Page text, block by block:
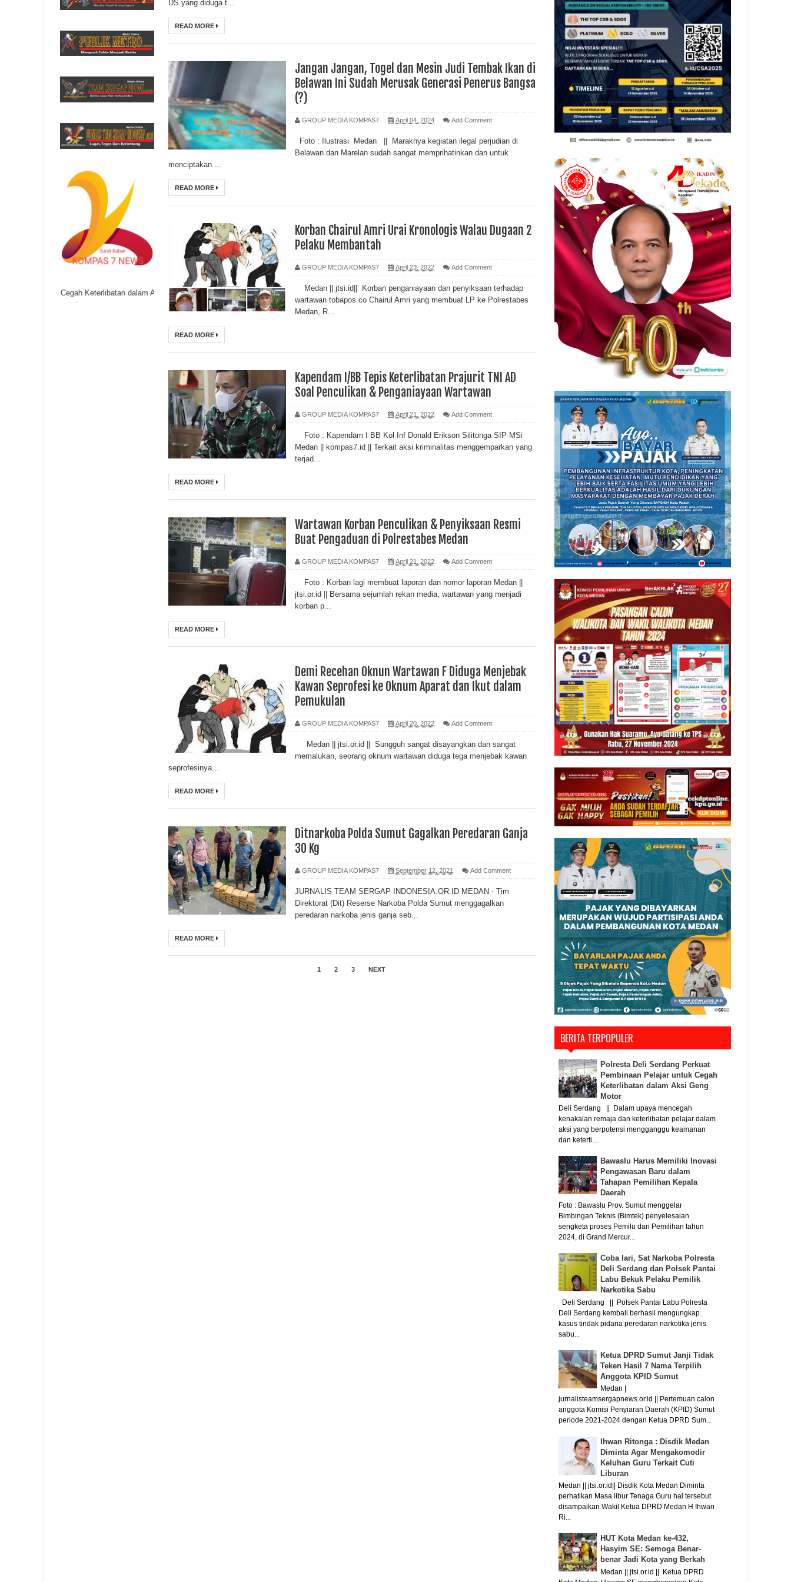
untuk Cegah Keterlibatan dalam Aksi Geng Motor Ombudsman Sumut Gelar Rapat dengan Kanwil BPN Sumut, Dorong Penyelesaian Laporan Masyarakat Kapolda Sumut, Kapolrestabes Medan, Kapolsek dan Kanit
DS yang diduga t...
READ MORE
Jangan Jangan, Togel dan Mesin Judi Tembak Ikan di
Belawan Ini Sudah Merusak Generasi Penerus Bangsa
(?)
GROUP MEDIA KOMPAS7 April 04, 2024 Add Comment
Foto : Ilustrasi Medan || Maraknya kegiatan ilegal perjudian di
Belawan dan Marelan sudah sangat memprihatinkan dan untuk
menciptakan ...
READ MORE
Korban Chairul Amri Urai Kronologis Walau Dugaan 2
Pelaku Membantah
GROUP MEDIA KOMPAS7 April 23, 2022 Add Comment
Medan || jtsi.id|| Korban penganiayaan dan penyiksaan terhadap
wartawan tobapos.co Chairul Amri yang membuat LP ke Polrestabes
Medan, R...
READ MORE
Kapendam I/BB Tepis Keterlibatan Prajurit TNI AD
Soal Penculikan & Penganiayaan Wartawan
GROUP MEDIA KOMPAS7 April 21, 2022 Add Comment
Foto : Kapendam I BB Kol Inf Donald Erikson Silitonga SIP MSi
Medan || kompas7.id || Terkait aksi kriminalitas menggemparkan yang
terjad...
READ MORE
Wartawan Korban Penculikan & Penyiksaan Resmi
Buat Pengaduan di Polrestabes Medan
GROUP MEDIA KOMPAS7 April 21, 2022 Add Comment
Foto : Korban lagi membuat laporan dan nomor laporan Medan ||
jtsi.or.id || Bersama sejumlah rekan media, wartawan yang menjadi
korban p...
READ MORE
Demi Recehan Oknun Wartawan F Diduga Menjebak
Kawan Seprofesi ke Oknum Aparat dan Ikut dalam
Pemukulan
GROUP MEDIA KOMPAS7 April 20, 2022 Add Comment
Medan || jtsi.or.id || Sungguh sangat disayangkan dan sangat
memalukan, seorang oknum wartawan diduga tega menjebak kawan
seprofesinya...
READ MORE
Ditnarkoba Polda Sumut Gagalkan Peredaran Ganja
30 Kg
GROUP MEDIA KOMPAS7 September 12, 2021 Add Comment
JURNALIS TEAM SERGAP INDONESIA.OR.ID MEDAN - Tim
Direktorat (Dit) Reserse Narkoba Polda Sumut menggagalkan
peredaran narkoba jenis ganja seb...
READ MORE
1 2 3 NEXT
BERITA TERPOPULER
Polresta Deli Serdang Perkuat
Pembinaan Pelajar untuk Cegah
Keterlibatan dalam Aksi Geng
Motor
Deli Serdang || Dalam upaya mencegah
kenakalan remaja dan keterlibatan pelajar dalam
aksi yang berpotensi mengganggu keamanan
dan keterti...
Bawaslu Harus Memiliki Inovasi
Pengawasan Baru dalam
Tahapan Pemilihan Kepala
Daerah
Foto : Bawaslu Prov. Sumut menggelar
Bimbingan Teknis (Bimtek) penyelesaian
sengketa proses Pemilu dan Pemilihan tahun
2024, di Grand Mercur...
Coba lari, Sat Narkoba Polresta
Deli Serdang dan Polsek Pantai
Labu Bekuk Pelaku Pemilik
Narkotika Sabu
Deli Serdang || Polsek Pantai Labu Polresta
Deli Serdang kembali berhasil mengungkap
kasus tindak pidana peredaran narkotika jenis
sabu...
Ketua DPRD Sumut Janji Tidak
Teken Hasil 7 Nama Terpilih
Anggota KPID Sumut
Medan |
jurnalisteamsergapnews.or.id || Pertemuan calon
anggota Komisi Penyiaran Daerah (KPID) Sumut
periode 2021-2024 dengan Ketua DPRD Sum...
Ihwan Ritonga : Disdik Medan
Diminta Agar Mengakomodir
Keluhan Guru Terkait Cuti
Liburan
Medan || jtsi.or.id|| Disdik Kota Medan Diminta
perhatikan Masa libur Tenaga Guru hal tersebut
disampaikan Wakil Ketua DPRD Medan H Ihwan
Ri...
HUT Kota Medan ke-432,
Hasyim SE: Semoga Benar-
benar Jadi Kota yang Berkah
Medan || jtsi.or.id || Ketua DPRD